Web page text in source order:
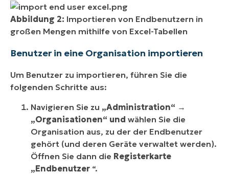
Abbildung 2: Importieren von Endbenutzern in
großen Mengen mithilfe von Excel-Tabellen
Benutzer in eine Organisation importieren
Um Benutzer zu importieren, führen Sie die
folgenden Schritte aus:
Navigieren Sie zu „Administration“ →
„Organisationen“ und wählen Sie die
Organisation aus, zu der der Endbenutzer
gehört (und deren Geräte verwaltet werden).
Öffnen Sie dann die Registerkarte
„Endbenutzer “.